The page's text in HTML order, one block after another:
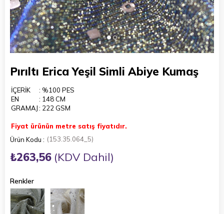
Pırıltı Erica Yeşil Simli Abiye Kumaş
İÇERİK
: %100 PES
EN
: 148 CM
GRAMAJ: 222 GSM
Fiyat ürünün metre satış fiyatıdır.
(153.35.064_5)
₺263,56 (KDV Dahil)
Renkler